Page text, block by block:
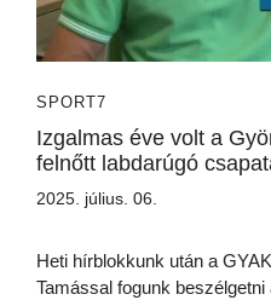
SPORT7
Izgalmas éve volt a
felnőtt labdarúgó
2025. július. 06.
Heti hírblokkunk után a
Tamással fogunk